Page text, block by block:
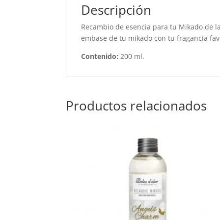
Descripción
Recambio de esencia para tu Mikado
embase de tu mikado con tu fragancia
Contenido:200 ml.
Productos relacionados